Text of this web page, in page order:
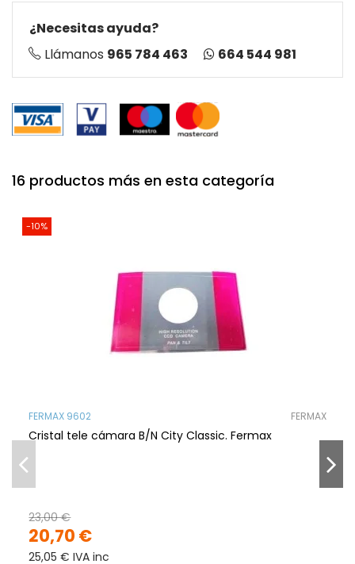
¿Necesitas ayuda?
Llámanos 965 784 463 664 544 981
16 productos más en esta categoría
-10%
FERMAX 9602 FERMAX
Cristal tele cámara B/N City Classic. Fermax
20,70 €
23,00 €
25,05 € IVA inc